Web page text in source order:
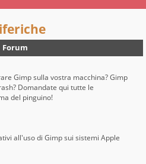
Forum
Gimp sulla vostra macchina? Gimp
Domandate qui tutte le
del pinguino!
all'uso di Gimp sui sistemi Apple